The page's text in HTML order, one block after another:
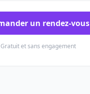
un rendez-vous
Gratuit et sans engagement